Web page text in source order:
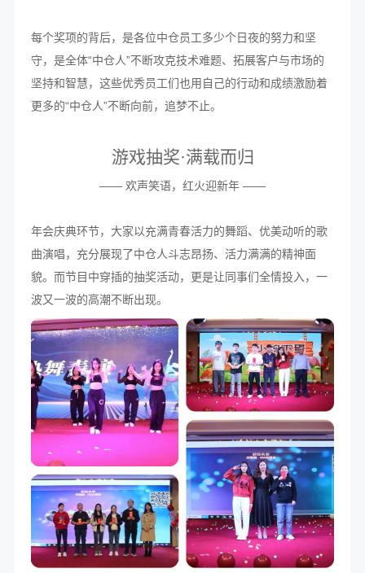
每个奖项的背后，是各位中仓员工多少个日夜的努力和坚
守，是全体“中仓人”不断攻克技术难题、拓展客户与市场的
坚持和智慧，这些优秀员工们也用自己的行动和成绩激励着
更多的“中仓人”不断向前，追梦不止。
游戏抽奖·满载而归
—— 欢声笑语，红火迎新年 ——
年会庆典环节，大家以充满青春活力的舞蹈、优美动听的歌
曲演唱，充分展现了中仓人斗志昂扬、活力满满的精神面
貌。而节目中穿插的抽奖活动，更是让同事们全情投入，一
波又一波的高潮不断出现。